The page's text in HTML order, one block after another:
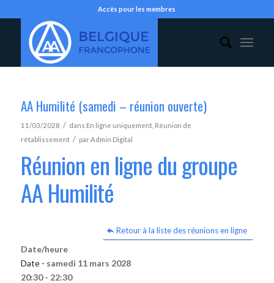
Accès pour les membres
AA Humilité (samedi – réunion ouverte)
11/03/2028 / dans En ligne uniquement, Réunion de
rétablissement / parAdmin Digital
Réunion en ligne du groupe
AA Humilité
Retour à la liste des réunions en ligne
Date/heure
Date - samedi 11 mars 2028
20:30 - 22:30